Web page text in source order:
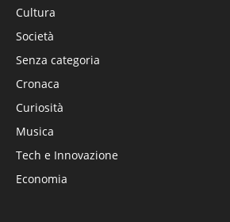
Cultura
Società
Senza categoria
Cronaca
Curiosità
Musica
Tech e Innovazione
Economia